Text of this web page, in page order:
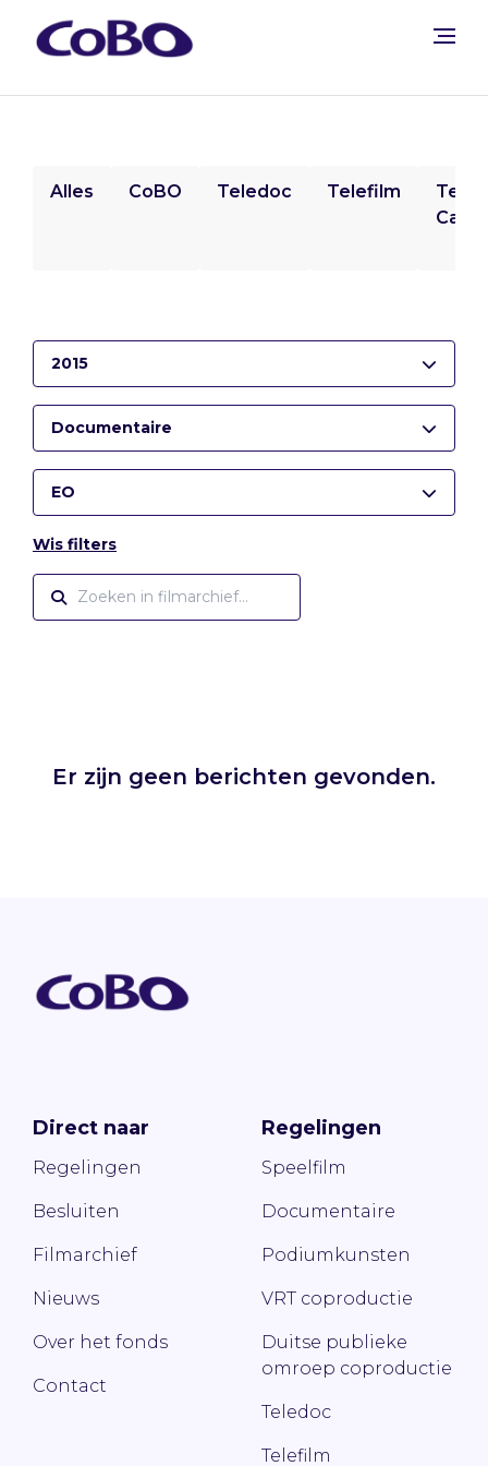
Alles CoBO Teledoc Telefilm
2015
Documentaire
EO
Wis filters
Er zijn geen berichten gevonden.
Direct naar
Regelingen
Besluiten
Filmarchief
Nieuws
Over het fonds
Contact
Regelingen
Speelfilm
Documentaire
Podiumkunsten
VRT coproductie
Duitse publieke
omroep coproductie
Teledoc
Telefilm